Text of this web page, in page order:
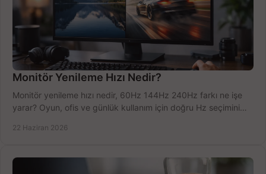
Monitör Yenileme Hızı Nedir?
Monitör yenileme hızı nedir, 60Hz 144Hz 240Hz farkı ne işe
yarar? Oyun, ofis ve günlük kullanım için doğru Hz seçimini
22 Haziran 2026